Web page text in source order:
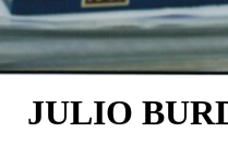
JULIO